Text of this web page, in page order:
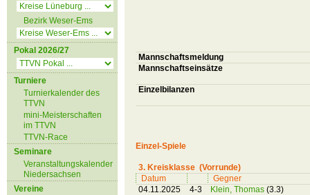
Bezirk Weser-Ems
Pokal 2026/27
Turniere
Turnierkalender des
TTVN
mini-Meisterschaften
im TTVN
TTVN-Race
Seminare
Veranstaltungskalender
Niedersachsen
Vereine
Mannschaftsmeldung
Mannschaftseinsätze
Einzelbilanzen
Einzel-Spiele
3. Kreisklasse (Vorrunde)
Datum
Gegner
04.11.2025
4-3 Klein, Thomas (3.3)